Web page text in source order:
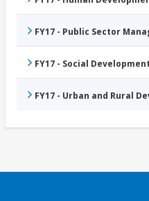
FY17 - Public Sector
FY17 - Social
FY17 - Urban and Rural